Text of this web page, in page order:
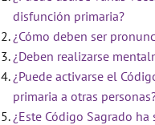
disfunción primaria?
¿Cómo deben ser
¿Deben realizarse
¿Puede activarse el
primaria a otras
¿Este Código Sagrado